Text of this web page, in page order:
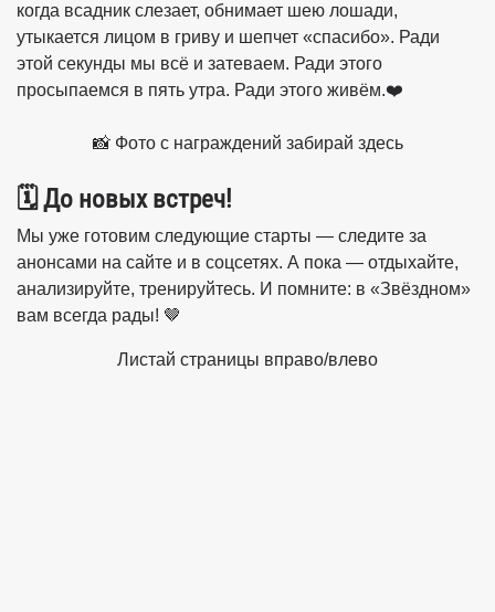
когда всадник слезает, обнимает шею лошади,
утыкается лицом в гриву и шепчет «спасибо». Ради
этой секунды мы всё и затеваем. Ради этого
просыпаемся в пять утра. Ради этого живём.❤️
📸 Фото с награждений забирай здесь
🗓️ До новых встреч!
Мы уже готовим следующие старты — следите за
анонсами на сайте и в соцсетях. А пока — отдыхайте,
анализируйте, тренируйтесь. И помните: в «Звёздном»
вам всегда рады! 🤎
Листай страницы вправо/влево